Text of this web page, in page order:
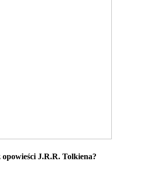
J.R.R. Tolkiena?